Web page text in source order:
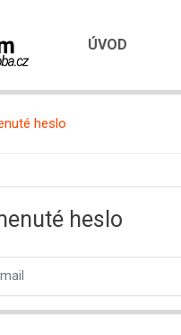
ÚVOD
heslo
heslo